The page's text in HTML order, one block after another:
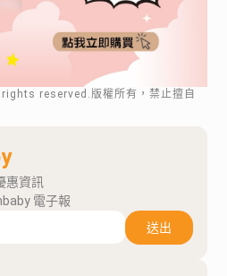
reserved.版權所有，禁止擅自
惠資訊
電子報
送出